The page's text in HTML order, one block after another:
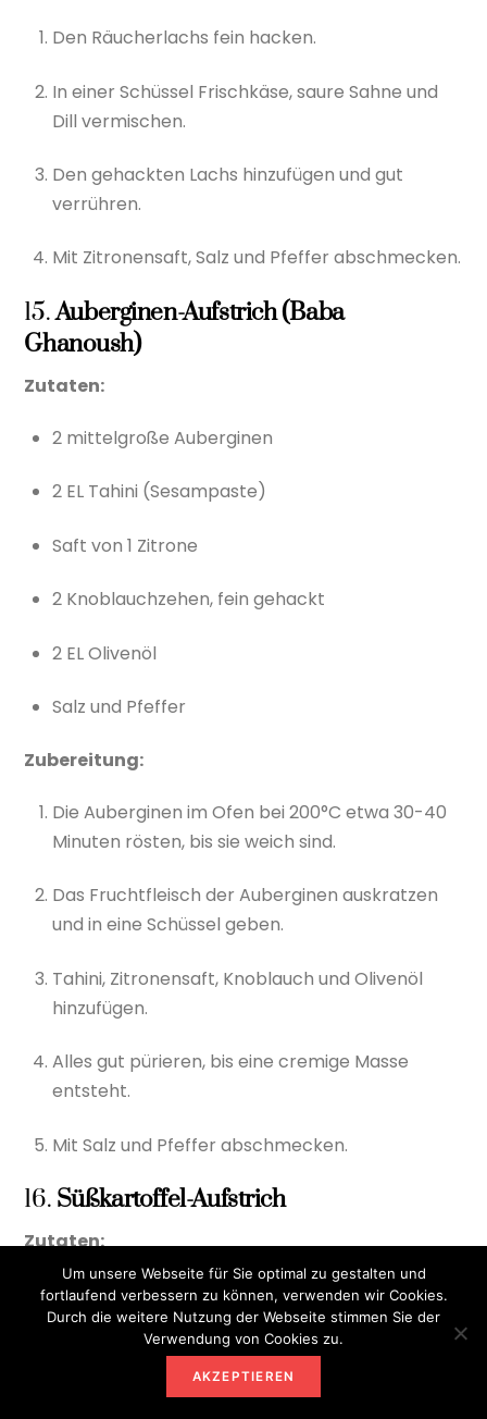
Den Räucherlachs fein hacken.
In einer Schüssel Frischkäse, saure Sahne und
Dill vermischen.
Den gehackten Lachs hinzufügen und gut
verrühren.
Mit Zitronensaft, Salz und Pfeffer abschmecken.
15.Auberginen-Aufstrich (Baba
Ghanoush)
Zutaten:
2 mittelgroße Auberginen
2 EL Tahini (Sesampaste)
Saft von 1 Zitrone
2 Knoblauchzehen, fein gehackt
2 EL Olivenöl
Salz und Pfeffer
Zubereitung:
Die Auberginen im Ofen bei 200°C etwa 30-40
Minuten rösten, bis sie weich sind.
Das Fruchtfleisch der Auberginen auskratzen
und in eine Schüssel geben.
Tahini, Zitronensaft, Knoblauch und Olivenöl
hinzufügen.
Alles gut pürieren, bis eine cremige Masse
entsteht.
Mit Salz und Pfeffer abschmecken.
16. Süßkartoffel-Aufstrich
Zutaten:
1 große Süßkartoffel, geschält und gewürfelt
2 EL Olivenöl
1 TL Paprikapulver (edelsüß)
Um unsere Webseite für Sie optimal zu gestalten und
fortlaufend verbessern zu können, verwenden wir Cookies.
Durch die weitere Nutzung der Webseite stimmen Sie der
Verwendung von Cookies zu.
AKZEPTIEREN